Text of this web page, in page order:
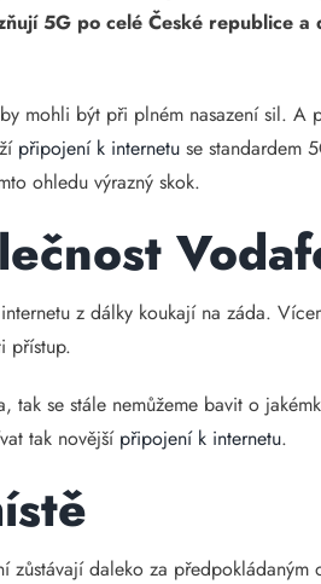
5G po celé České republice a
mohli být při plném nasazení sil. A
připojení k internetu se standardem
ohledu výrazný skok.
z dálky koukají na záda.
přístup.
se stále nemůžeme bavit o
tak novější připojení k internetu.
daleko za předpokládaným